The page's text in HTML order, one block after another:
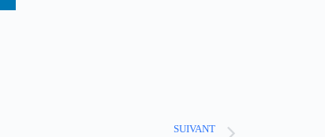
SUIVANT